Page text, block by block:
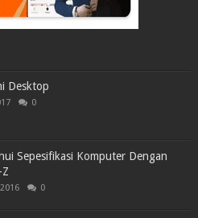
Desktop
0
Sepesifikasi Komputer Dengan
0